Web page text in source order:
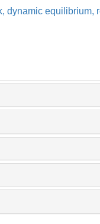
dynamic equilibrium,